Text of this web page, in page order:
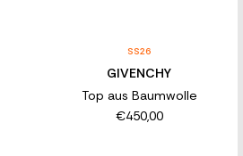
SS26
GIVENCHY
Top aus Baumwolle
€450,00